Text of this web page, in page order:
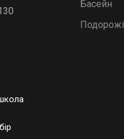
Басейн
Подорожі